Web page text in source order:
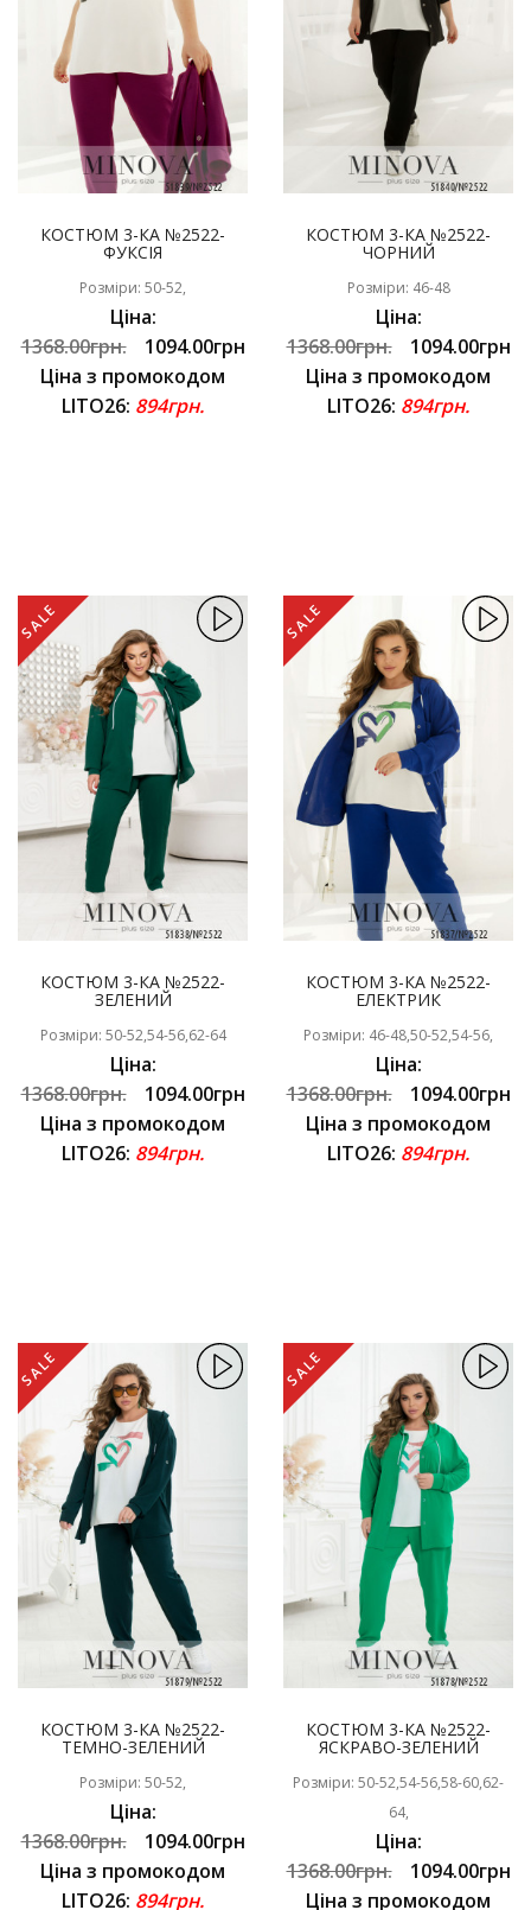
КОСТЮМ 3-КА №2522-
ФУКСІЯ
Розміри: 50-52,
Ціна:
1368.00грн.
1094.00грн
Ціна з промокодом
LITO26: 894грн.
КОСТЮМ 3-КА №2522-
ЧОРНИЙ
Розміри: 46-48
Ціна:
1368.00грн.
1094.00грн
Ціна з промокодом
LITO26: 894грн.
SALE
КОСТЮМ 3-КА №2522-
ЗЕЛЕНИЙ
Розміри: 50-52,54-56,62-64
Ціна:
1368.00грн.
1094.00грн
Ціна з промокодом
LITO26: 894грн.
SALE
КОСТЮМ 3-КА №2522-
ЕЛЕКТРИК
Розміри: 46-48,50-52,54-56,
Ціна:
1368.00грн.
1094.00грн
Ціна з промокодом
LITO26: 894грн.
SALE
КОСТЮМ 3-КА №2522-
ТЕМНО-ЗЕЛЕНИЙ
Розміри: 50-52,
Ціна:
1368.00грн.
1094.00грн
Ціна з промокодом
LITO26: 894грн.
SALE
КОСТЮМ 3-КА №2522-
ЯСКРАВО-ЗЕЛЕНИЙ
Розміри: 50-52,54-56,58-60,62-
64,
Ціна:
1368.00грн.
1094.00грн
Ціна з промокодом